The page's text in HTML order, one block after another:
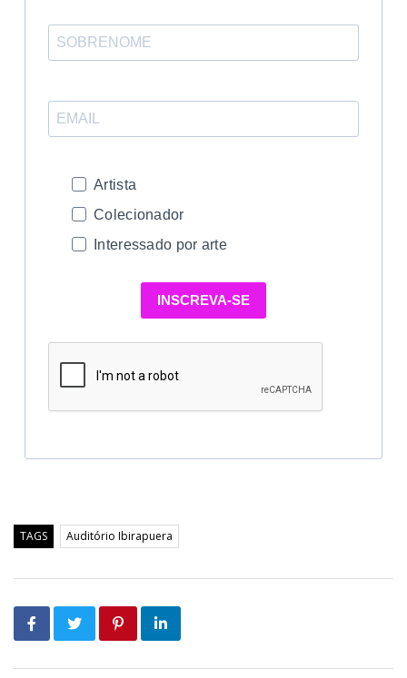
Artista
Colecionador
Interessado por arte
INSCREVA-SE
TAGS Auditório Ibirapuera